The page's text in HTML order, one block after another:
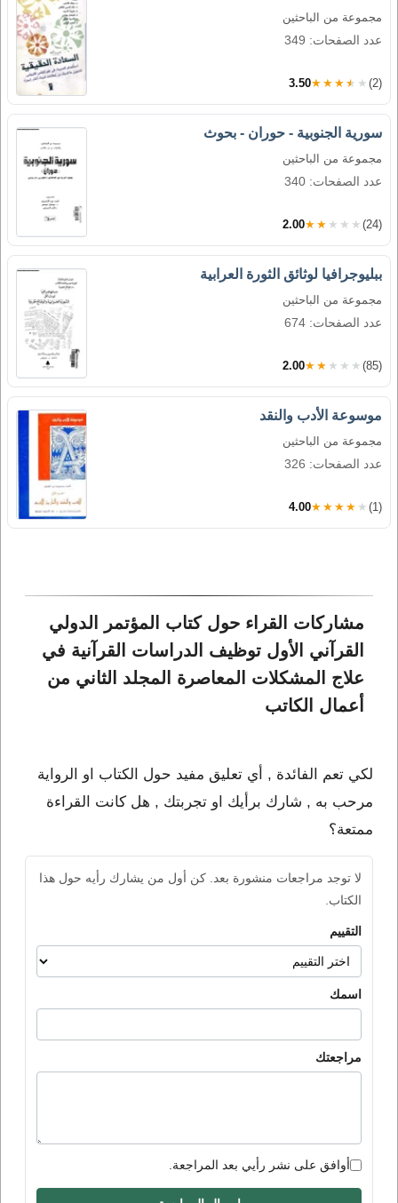
مجموعة من الباحثين
عدد الصفحات: 349
3.50★★★★★ (2)
سورية الجنوبية - حوران - بحوث
مجموعة من الباحثين
عدد الصفحات: 340
2.00★★★★★ (24)
ببليوجرافيا لوثائق الثورة العرابية
مجموعة من الباحثين
عدد الصفحات: 674
2.00★★★★★ (85)
موسوعة الأدب والنقد
مجموعة من الباحثين
عدد الصفحات: 326
4.00★★★★★ (1)
مشاركات القراء حول كتاب المؤتمر الدولي
القرآني الأول توظيف الدراسات القرآنية في
علاج المشكلات المعاصرة المجلد الثاني من
أعمال الكاتب
لكي تعم الفائدة , أي تعليق مفيد حول الكتاب او الرواية
مرحب به , شارك برأيك او تجربتك , هل كانت القراءة
ممتعة؟
لا توجد مراجعات منشورة بعد. كن أول من يشارك رأيه حول هذا
الكتاب.
التقييم
اسمك
مراجعتك
أوافق على نشر رأيي بعد المراجعة.